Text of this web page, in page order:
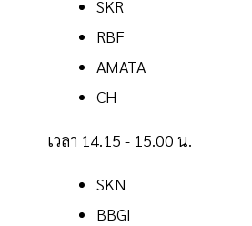
SKR
RBF
AMATA
CH
เวลา 14.15 - 15.00 น.
SKN
BBGI